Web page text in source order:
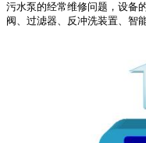
污水泵的经常维修问题，设
阀、过滤器、反冲洗装置、智